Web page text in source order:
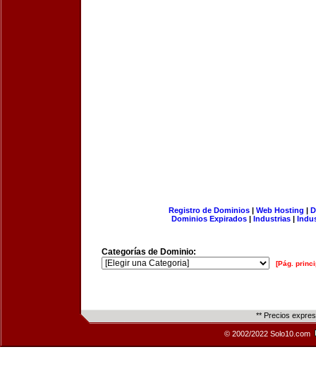
Registro de Dominios| Web Hosting |
Dominios Expirados | Industrias |
Categorías de Dominio:
[Pág.
** Precios
© 2002/2022 Solo10.com